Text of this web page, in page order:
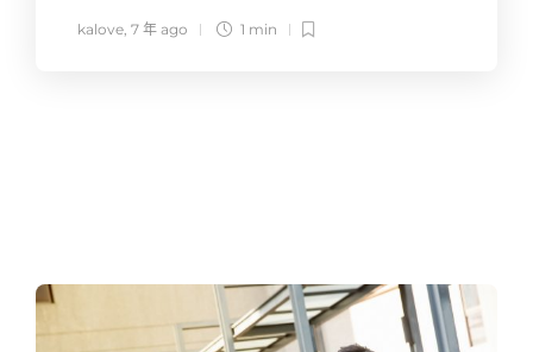
kalove 7 年 ago 1 min